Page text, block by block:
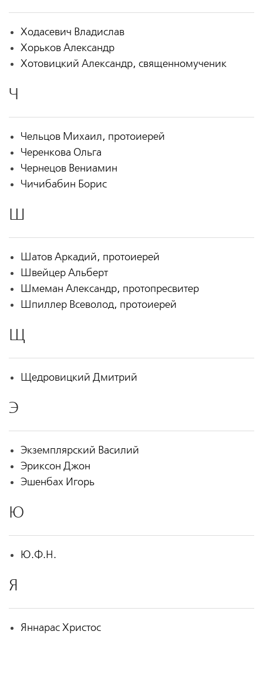
Ходасевич Владислав
Хорьков Александр
Хотовицкий Александр, священномученик
Ч
Чельцов Михаил, протоиерей
Черенкова Ольга
Чернецов Вениамин
Чичибабин Борис
Ш
Шатов Аркадий, протоиерей
Швейцер Альберт
Шмеман Александр, протопресвитер
Шпиллер Всеволод, протоиерей
Щ
Щедровицкий Дмитрий
Э
Экземплярский Василий
Эриксон Джон
Эшенбах Игорь
Ю
Ю.Ф.Н.
Я
Яннарас Христос